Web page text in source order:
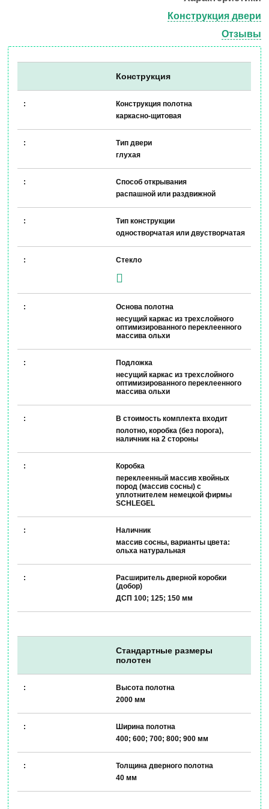
Конструкция двери
Отзывы
Конструкция
Конструкция полотна
каркасно-щитовая
Тип двери
глухая
Способ открывания
распашной или раздвижной
Тип конструкции
одностворчатая или двустворчатая
Стекло
Основа полотна
несущий каркас из трехслойного
оптимизированного переклеенного
массива ольхи
Подложка
несущий каркас из трехслойного
оптимизированного переклеенного
массива ольхи
В стоимость комплекта входит
полотно, коробка (без порога),
наличник на 2 стороны
Коробка
переклеенный массив хвойных
пород (массив сосны) с
уплотнителем немецкой фирмы
SCHLEGEL
Наличник
массив сосны, варианты цвета:
ольха натуральная
Расширитель дверной коробки
(добор)
ДСП 100; 125; 150 мм
Стандартные размеры
полотен
Высота полотна
2000 мм
Ширина полотна
400; 600; 700; 800; 900 мм
Толщина дверного полотна
40 мм